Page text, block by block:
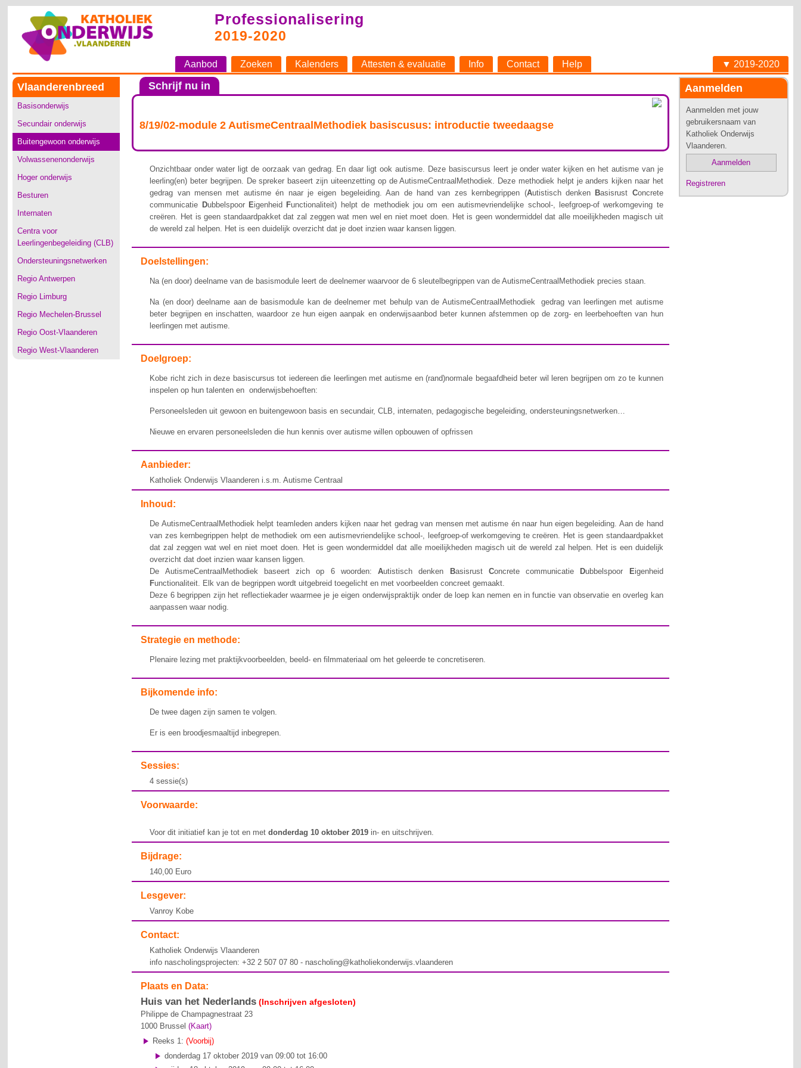
Professionalisering
2019-2020
Aanbod Zoeken Kalenders Attesten & evaluatie Info Contact Help ▼ 2019-2020
Vlaanderenbreed
Basisonderwijs
Secundair onderwijs
Buitengewoon onderwijs
Volwassenenonderwijs
Hoger onderwijs
Besturen
Internaten
Centra voor
Leerlingenbegeleiding (CLB)
Ondersteuningsnetwerken
Regio Antwerpen
Regio Limburg
Regio Mechelen-Brussel
Regio Oost-Vlaanderen
Regio West-Vlaanderen
Aanmelden
Aanmelden met jouw
gebruikersnaam van
Katholiek Onderwijs
Vlaanderen.
Aanmelden
Registreren
Schrijf nu in
8/19/02-module 2 AutismeCentraalMethodiek basiscusus: introductie tweedaagse
Onzichtbaar onder water ligt de oorzaak van gedrag. En daar ligt ook autisme. Deze basiscursus leert je onder water kijken en het autisme van je
leerling(en) beter begrijpen. De spreker baseert zijn uiteenzetting op de AutismeCentraalMethodiek. Deze methodiek helpt je anders kijken naar het
gedrag van mensen met autisme én naar je eigen begeleiding. Aan de hand van zes kernbegrippen (Autistisch denken Basisrust Concrete
communicatie Dubbelspoor Eigenheid Functionaliteit) helpt de methodiek jou om een autismevriendelijke school-, leefgroep-of werkomgeving te
creëren. Het is geen standaardpakket dat zal zeggen wat men wel en niet moet doen. Het is geen wondermiddel dat alle moeilijkheden magisch uit
de wereld zal helpen. Het is een duidelijk overzicht dat je doet inzien waar kansen liggen.
Doelstellingen:
Na (en door) deelname van de basismodule leert de deelnemer waarvoor de 6 sleutelbegrippen van de AutismeCentraalMethodiek precies staan.
Na (en door) deelname aan de basismodule kan de deelnemer met behulp van de AutismeCentraalMethodiek gedrag van leerlingen met autisme
beter begrijpen en inschatten, waardoor ze hun eigen aanpak en onderwijsaanbod beter kunnen afstemmen op de zorg- en leerbehoeften van hun
leerlingen met autisme.
Doelgroep:
Kobe richt zich in deze basiscursus tot iedereen die leerlingen met autisme en (rand)normale begaafdheid beter wil leren begrijpen om zo te kunnen
inspelen op hun talenten en onderwijsbehoeften:
Personeelsleden uit gewoon en buitengewoon basis en secundair, CLB, internaten, pedagogische begeleiding, ondersteuningsnetwerken…
Nieuwe en ervaren personeelsleden die hun kennis over autisme willen opbouwen of opfrissen
Aanbieder:
Katholiek Onderwijs Vlaanderen i.s.m. Autisme Centraal
Inhoud:
De AutismeCentraalMethodiek helpt teamleden anders kijken naar het gedrag van mensen met autisme én naar hun eigen begeleiding. Aan de hand
van zes kernbegrippen helpt de methodiek om een autismevriendelijke school-, leefgroep-of werkomgeving te creëren. Het is geen standaardpakket
dat zal zeggen wat wel en niet moet doen. Het is geen wondermiddel dat alle moeilijkheden magisch uit de wereld zal helpen. Het is een duidelijk
overzicht dat doet inzien waar kansen liggen.
De AutismeCentraalMethodiek baseert zich op 6 woorden:Autistisch denken Basisrust Concrete communicatie Dubbelspoor Eigenheid
Functionaliteit. Elk van de begrippen wordt uitgebreid toegelicht en met voorbeelden concreet gemaakt.
Deze 6 begrippen zijn het reflectiekader waarmee je je eigen onderwijspraktijk onder de loep kan nemen en in functie van observatie en overleg kan
aanpassen waar nodig.
Strategie en methode:
Plenaire lezing met praktijkvoorbeelden, beeld- en filmmateriaal om het geleerde te concretiseren.
Bijkomende info:
De twee dagen zijn samen te volgen.
Er is een broodjesmaaltijd inbegrepen.
Sessies:
4 sessie(s)
Voorwaarde:
Voor dit initiatief kan je tot en metdonderdag 10 oktober 2019 in- en uitschrijven.
Bijdrage:
140,00 Euro
Lesgever:
Vanroy Kobe
Contact:
Katholiek Onderwijs Vlaanderen
info nascholingsprojecten: +32 2 507 07 80 - nascholing@katholiekonderwijs.vlaanderen
Plaats en Data:
Huis van het Nederlands (Inschrijven afgesloten)
Philippe de Champagnestraat 23
1000 Brussel (Kaart)
Reeks 1:(Voorbij)
donderdag 17 oktober 2019 van 09:00 tot 16:00